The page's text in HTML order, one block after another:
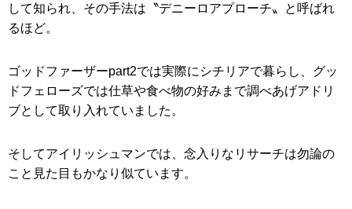
して知られ、その手法は〝デニーロアプローチ〟と呼ばれ
るほど。
ゴッドファーザーpart2では実際にシチリアで暮らし、グッ
ドフェローズでは仕草や食べ物の好みまで調べあげアドリ
ブとして取り入れていました。
そしてアイリッシュマンでは、念入りなリサーチは勿論の
こと見た目もかなり似ています。